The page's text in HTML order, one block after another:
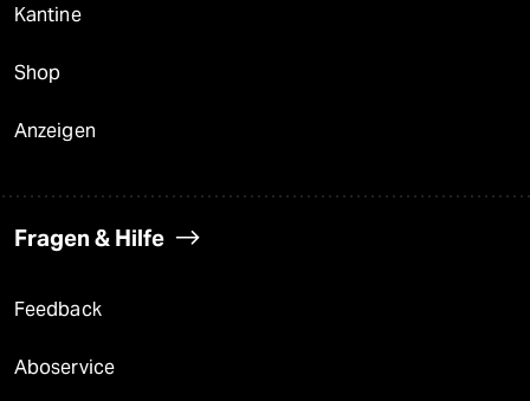
Kantine
Shop
Anzeigen
Fragen & Hilfe
Feedback
Aboservice